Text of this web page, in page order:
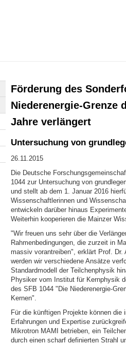
Förderung des
Niederenergie-Grenze
Jahre verlängert
Untersuchung von
26.11.2015
Die Deutsche
1044 zur Untersuchung von
und stellt ab dem 1. Januar 2016
Wissenschaftlerinnen und
entwickeln darüber hinaus
Weiterhin kooperieren die Mainzer
"Wir freuen uns sehr über die
Rahmenbedingungen, die zurzeit in
massiv vorantreiben", erklärt Prof.
werden wir verschiedene Ansätze
Standardmodell der Teilchenphysik
Physiker vom Institut für Kernphysik
des SFB 1044 "Die Niederenergie-
Kernen".
Für die künftigen Projekte können
Erfahrungen und Expertise
Mikrotron MAMI betrieben, ein
durch einen scharf definierten Strahl